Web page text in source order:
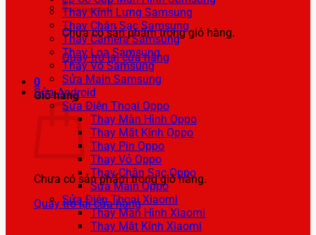
Chưa có sản phẩm trong giỏ hàng.
Quay trở lại cửa hàng
0
Giỏ hàng
Chưa có sản phẩm trong giỏ hàng.
Quay trở lại cửa hàng
Thay Kính Lưng Samsung
Thay Chân Sạc Samsung
Thay Camera Samsung
Thay Loa Samsung
Thay Vỏ Samsung
Sửa Main Samsung
Sửa Android
Sửa Điện Thoại Oppo
Thay Màn Hình Oppo
Thay Mặt Kính Oppo
Thay Pin Oppo
Thay Vỏ Oppo
Thay Chân Sạc Oppo
Sửa Main Oppo
Sửa Điện Thoại Xiaomi
Thay Màn Hình Xiaomi
Thay Mặt Kính Xiaomi